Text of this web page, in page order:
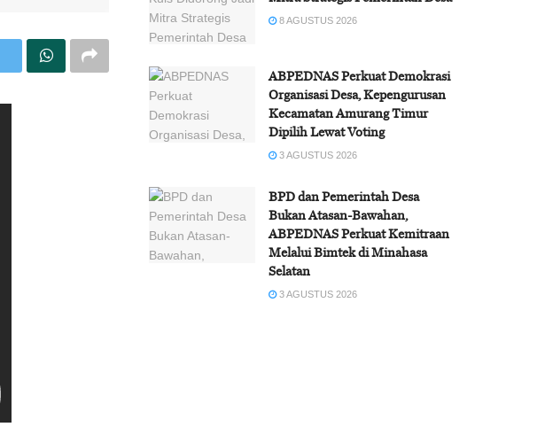
8 AGUSTUS 2026
ABPEDNAS Perkuat Demokrasi
Organisasi Desa, Kepengurusan
Kecamatan Amurang Timur
Dipilih Lewat Voting
3 AGUSTUS 2026
BPD dan Pemerintah Desa
Bukan Atasan-Bawahan,
ABPEDNAS Perkuat Kemitraan
Melalui Bimtek di Minahasa
Selatan
3 AGUSTUS 2026